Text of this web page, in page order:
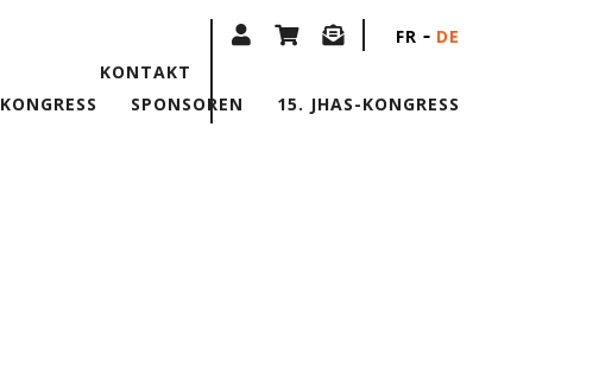
KONGRESS SPONSOREN 15. JHAS-KONGRESS
KONTAKT
FR DE